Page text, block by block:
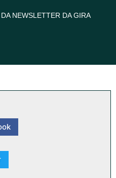
NEWSLETTER DA GIRA